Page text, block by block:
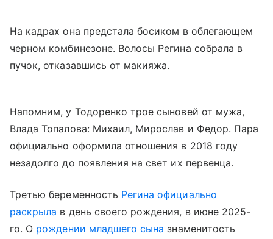
На кадрах она предстала босиком в облегающем
черном комбинезоне. Волосы Регина собрала в
пучок, отказавшись от макияжа.
Напомним, у Тодоренко трое сыновей от мужа,
Влада Топалова: Михаил, Мирослав и Федор. Пара
официально оформила отношения в 2018 году
незадолго до появления на свет их первенца.
Третью беременность Регина официально
раскрыла в день своего рождения, в июне 2025-
го. О рождении младшего сына знаменитость